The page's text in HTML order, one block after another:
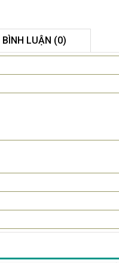
BÌNH LUẬN (0)